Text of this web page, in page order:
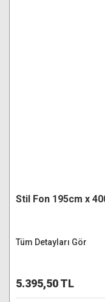
Stil Fon 195cm x
Tüm Detayları Gör
5.395,50 TL